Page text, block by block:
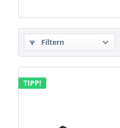
Filtern
TIPP!